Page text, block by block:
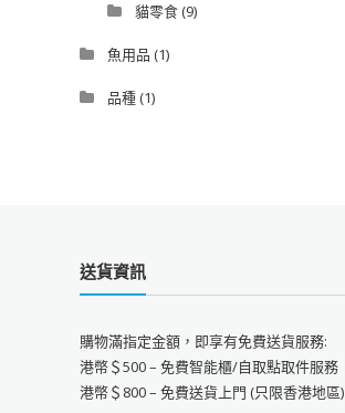
貓零食(9)
魚用品 (1)
品種(1)
送貨資訊
購物滿指定金額，即享有免費送貨服務:
港幣＄500 – 免費智能櫃/自取點取件服務
港幣＄800 – 免費送貨上門 (只限香港地區)